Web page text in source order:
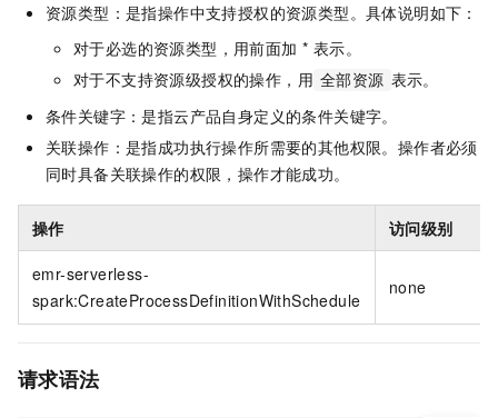
资源类型：是指操作中支持授权的资源类型。具体说明如下：
对于必选的资源类型，用前面加 * 表示。
对于不支持资源级授权的操作，用 全部资源 表示。
条件关键字：是指云产品自身定义的条件关键字。
关联操作：是指成功执行操作所需要的其他权限。操作者必须
同时具备关联操作的权限，操作才能成功。
操作 访问级别
emr-serverless-
spark:CreateProcessDefinitionWithSchedule
none
请求语法